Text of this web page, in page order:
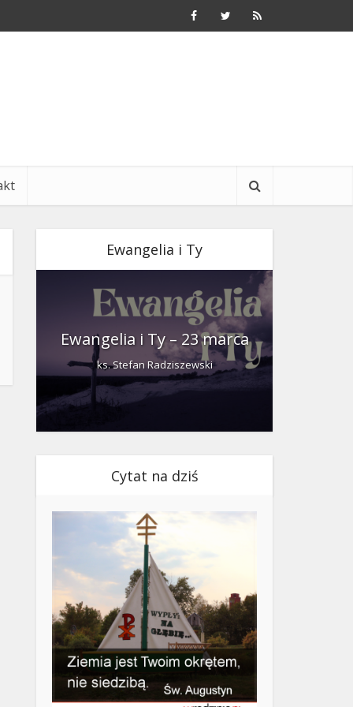
Ewangelia i Ty
Ewangelia i Ty – 23 marca
ks. Stefan Radziszewski
Cytat na dziś